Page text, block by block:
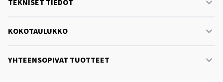
TEKNISET TIEDOT
KOKOTAULUKKO
YHTEENSOPIVAT TUOTTEET